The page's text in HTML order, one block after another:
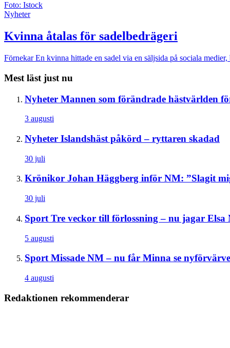
Foto: Istock
Nyheter
Kvinna åtalas för sadelbedrägeri
FörnekarEn kvinna hittade en sadel via en säljsida på sociala
Mest läst just nu
Nyheter Mannen som förändrade hästvärlden
3 augusti
Nyheter Islandshäst påkörd – ryttaren skadad
30 juli
Krönikor Johan Häggberg inför NM: ”Slagit
30 juli
Sport Tre veckor till förlossning – nu jagar
5 augusti
SportMissade NM – nu får Minna se
4 augusti
Redaktionen rekommenderar